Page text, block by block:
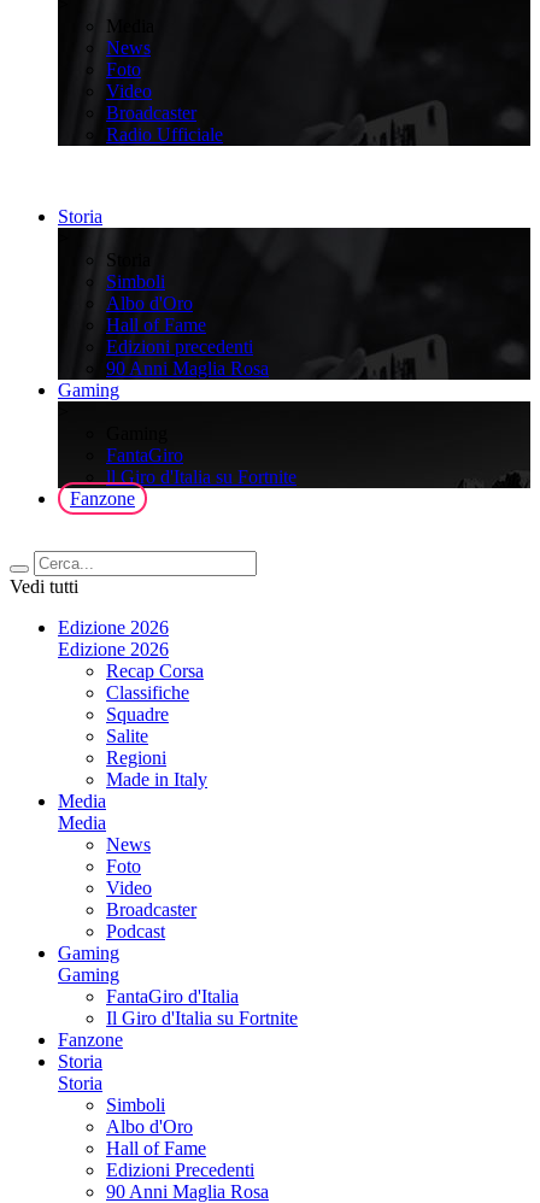
Media
News
Foto
Video
Broadcaster
Radio Ufficiale
Storia
Storia
Simboli
Albo d'Oro
Hall of Fame
Edizioni precedenti
90 Anni Maglia Rosa
Gaming
FantaGiro
ll Giro d'Italia su Fortnite
Fanzone
Vedi tutti
Edizione 2026
Edizione 2026
Recap Corsa
Classifiche
Squadre
Salite
Regioni
Made in Italy
Media
Media
News
Foto
Video
Broadcaster
Podcast
Gaming
Gaming
FantaGiro d'Italia
Il Giro d'Italia su Fortnite
Fanzone
Storia
Storia
Simboli
Albo d'Oro
Hall of Fame
Edizioni Precedenti
90 Anni Maglia Rosa